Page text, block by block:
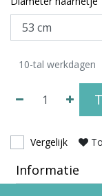
10-tal werkdagen
Vergelijk
Informatie